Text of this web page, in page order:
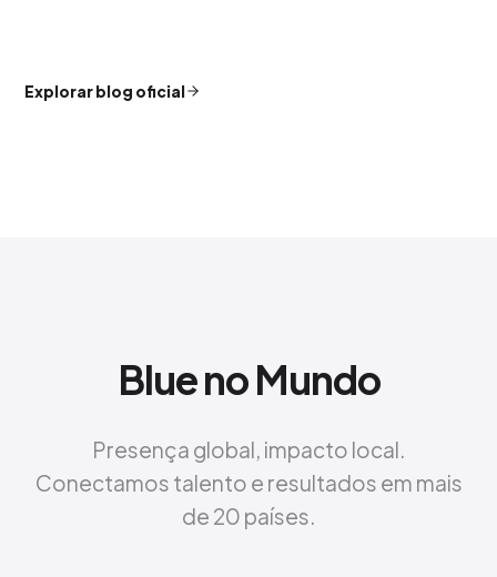
Explorar blog oficial
Blue no Mundo
Presença global, impacto local.
Conectamos talento e resultados em mais
de 20 países.